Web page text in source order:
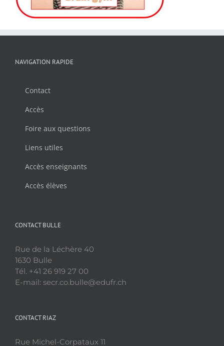
NAVIGATION RAPIDE
Contact
Accès
Foire aux questions
Liens utiles
Accès enseignants
Accès élèves
CONTACT BULLE
Rue de la Léchère 40
1630 Bulle
Tél. +41 26 919 27 00
E-mail: secr.co.bulle@edufr.ch
CONTACT RIAZ
Rue Michel-Corpataux 11